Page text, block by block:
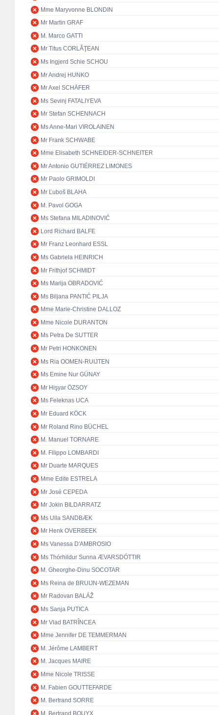
Mme Maryvonne BLONDIN
Mr Martin GRAF
M. Marco GATTI
Mr Titus CORLĂŢEAN
Ms Ingjerd Schie SCHOU
Mr Andrej HUNKO
Mr Axel SCHÄFER
Ms Sevinj FATALIYEVA
Mr Stefan SCHENNACH
Ms Anne-Mari VIROLAINEN
Mr Frank SCHWABE
Mme Elisabeth SCHNEIDER-SCHNEITER
Mr Antonio GUTIÉRREZ LIMONES
Mr Paolo GRIMOLDI
Mr Ľuboš BLAHA
M. Pavol GOGA
Ms Stefana MILADINOVIĆ
Lord Richard BALFE
Mr Franz Leonhard ESSL
Ms Gabriela HEINRICH
Mr Frithjof SCHMIDT
Ms Marija OBRADOVIĆ
Ms Biljana PANTIĆ PILJA
Mme Marie-Christine DALLOZ
Mme Nicole DURANTON
Ms Petra De SUTTER
Mr Petri HONKONEN
Ms Ria OOMEN-RUIJTEN
Ms Emine Nur GÜNAY
Mr Hişyar ÖZSOY
Ms Feleknas UCA
Mr Eduard KÖCK
Mr Roland Rino BÜCHEL
M. Manuel TORNARE
M. Filippo LOMBARDI
Mr Duarte MARQUES
Mme Edite ESTRELA
Mr José CEPEDA
Mr Jokin BILDARRATZ
Ms Ulla SANDBÆK
Mr Henk OVERBEEK
Ms Vanessa D'AMBROSIO
Ms Thórhildur Sunna ÆVARSDÓTTIR
M. Gheorghe-Dinu SOCOTAR
Ms Reina de BRUIJN-WEZEMAN
Mr Radovan BALÁŽ
Ms Sanja PUTICA
Mr Vlad BATRÎNCEA
Mme Jennifer DE TEMMERMAN
M. Jérôme LAMBERT
M. Jacques MAIRE
Mme Nicole TRISSE
M. Fabien GOUTTEFARDE
M. Bertrand SORRE
M. Bertrand BOUYX